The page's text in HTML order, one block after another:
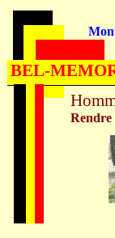
Rendre
BEL-